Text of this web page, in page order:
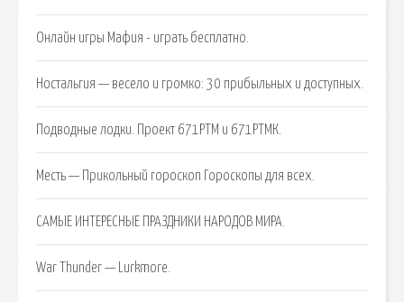
Онлайн игры Мафия - играть бесплатно.
Ностальгия — весело и громко: 30 прибыльных и доступных.
Подводные лодки. Проект 671РТМ и 671РТМК.
Месть — Прикольный гороскоп Гороскопы для всех.
САМЫЕ ИНТЕРЕСНЫЕ ПРАЗДНИКИ НАРОДОВ МИРА.
War Thunder — Lurkmore.